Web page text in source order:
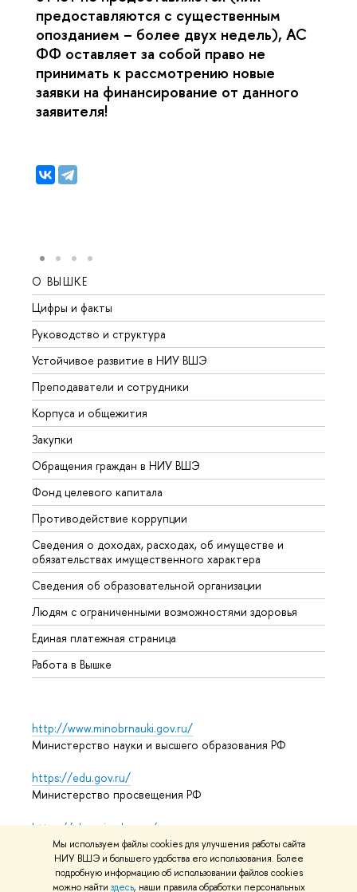
Мы используем файлы cookies для улучшения работы сайта
НИУ ВШЭ и большего удобства его использования. Более
подробную информацию об использовании файлов cookies
можно найти здесь, наши правила обработки персональных
предоставляются с существенным
опозданием – более двух недель), АС
ФФ оставляет за собой право не
принимать к рассмотрению новые
заявки на финансирование от данного
заявителя!
О ВЫШКЕ
Цифры и факты
Руководство и структура
Устойчивое развитие в НИУ ВШЭ
Преподаватели и сотрудники
Корпуса и общежития
Закупки
Обращения граждан в НИУ ВШЭ
Фонд целевого капитала
Противодействие коррупции
Сведения о доходах, расходах, об имуществе и
обязательствах имущественного характера
Сведения об образовательной организации
Людям с ограниченными возможностями здоровья
Единая платежная страница
Работа в Вышке
http://www.minobrnauki.gov.ru/
Министерство науки и высшего образования РФ
https://edu.gov.ru/
Министерство просвещения РФ
https://elearning.hse.ru/mooc
Массовые открытые онлайн-курсы